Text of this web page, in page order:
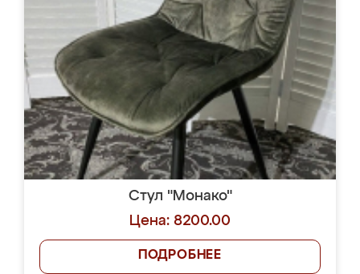
Стул "Монако"
Цена: 8200.00
ПОДРОБНЕЕ